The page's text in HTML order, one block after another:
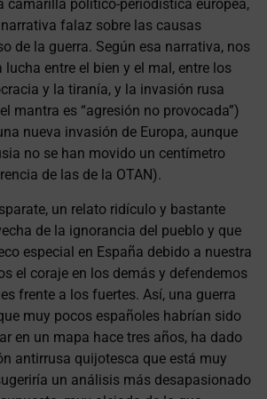
camarilla político-periodística europea,
falaz sobre las causas
de la guerra. Según esa narrativa, nos
entre el bien y el mal, entre los
y la tiranía, y la invasión rusa
mantra es “agresión no provocada”)
nueva invasión de Europa, aunque
no se han movido un centímetro
de las de la OTAN).
un relato ridículo y bastante
de la ignorancia del pueblo y que
especial en España debido a nuestra
el coraje en los demás y defendemos
frente a los fuertes. Así, una guerra
muy pocos españoles habrían sido
en un mapa hace tres años, ha dado
antirrusa quijotesca que está muy
un análisis más desapasionado